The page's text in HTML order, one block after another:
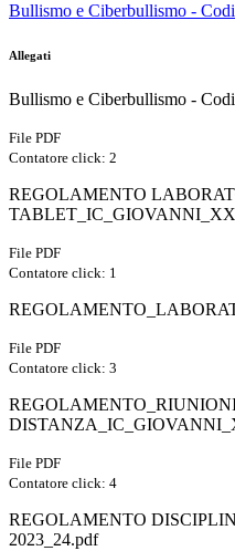
Bullismo e Ciberbullismo -
Allegati
Bullismo e Ciberbullismo -
File PDF
Contatore click: 2
REGOLAMENTO
File PDF
Contatore click: 1
File PDF
Contatore click: 3
File PDF
Contatore click: 4
REGOLAMENTO
2023_24.pdf